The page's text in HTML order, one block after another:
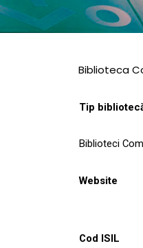
CATALOAGE
COLECȚII
CULTURALE
NOUTĂȚI
Biblioteca
Tip
Biblioteci
Website
Cod ISIL